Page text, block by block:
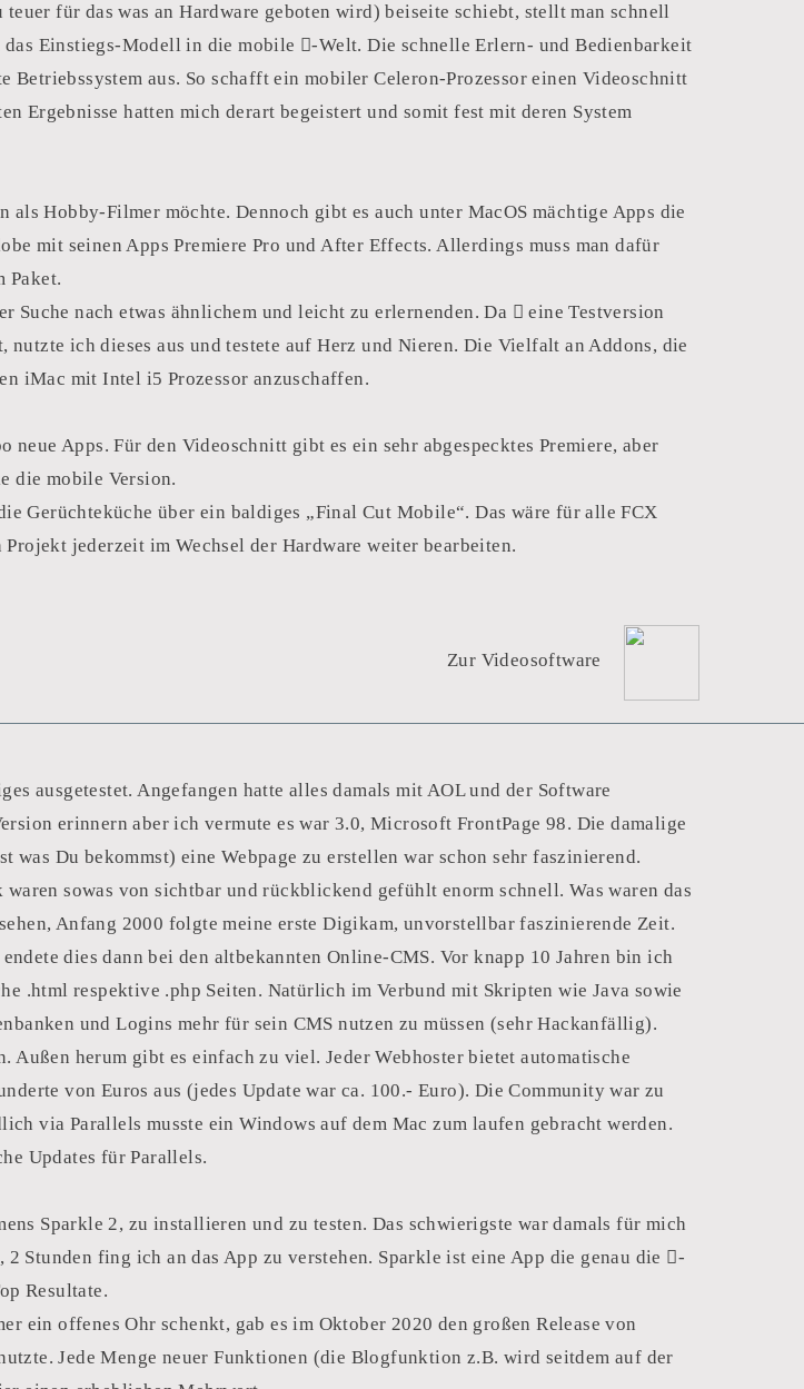
für das was an Hardware geboten wird) beiseite schiebt, stellt man schnell
Einstiegs-Modell in die mobile -Welt. Die schnelle Erlern- und Bedienbarkeit
aus. So schafft ein mobiler Celeron-Prozessor einen Videoschnitt
Ergebnisse hatten mich derart begeistert und somit fest mit deren System
Hobby-Filmer möchte. Dennoch gibt es auch unter MacOS mächtige Apps die
mit seinen Apps Premiere Pro und After Effects. Allerdings muss man dafür
Paket.
nach etwas ähnlichem und leicht zu erlernenden. Da  eine Testversion
ich dieses aus und testete auf Herz und Nieren. Die Vielfalt an Addons, die
iMac mit Intel i5 Prozessor anzuschaffen.
Apps. Für den Videoschnitt gibt es ein sehr abgespecktes Premiere, aber
die mobile Version.
Gerüchteküche über ein baldiges „Final Cut Mobile“. Das wäre für alle FCX
jederzeit im Wechsel der Hardware weiter bearbeiten.
Zur Videosoftware
ausgetestet. Angefangen hatte alles damals mit AOL und der Software
erinnern aber ich vermute es war 3.0, Microsoft FrontPage 98. Die damalige
Du bekommst) eine Webpage zu erstellen war schon sehr faszinierend.
sowas von sichtbar und rückblickend gefühlt enorm schnell. Was waren das
Anfang 2000 folgte meine erste Digikam, unvorstellbar faszinierende Zeit.
dies dann bei den altbekannten Online-CMS. Vor knapp 10 Jahren bin ich
.html respektive .php Seiten. Natürlich im Verbund mit Skripten wie Java sowie
und Logins mehr für sein CMS nutzen zu müssen (sehr Hackanfällig).
herum gibt es einfach zu viel. Jeder Webhoster bietet automatische
von Euros aus (jedes Update war ca. 100.- Euro). Die Community war zu
via Parallels musste ein Windows auf dem Mac zum laufen gebracht werden.
Updates für Parallels.
Sparkle 2, zu installieren und zu testen. Das schwierigste war damals für mich
Stunden fing ich an das App zu verstehen. Sparkle ist eine App die genau die -
Resultate.
ein offenes Ohr schenkt, gab es im Oktober 2020 den großen Release von
Jede Menge neuer Funktionen (die Blogfunktion z.B. wird seitdem auf der